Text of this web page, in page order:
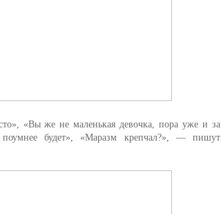
«Вы же не маленькая девочка, пора уже и за
будет», «Маразм крепчал?», — пишут